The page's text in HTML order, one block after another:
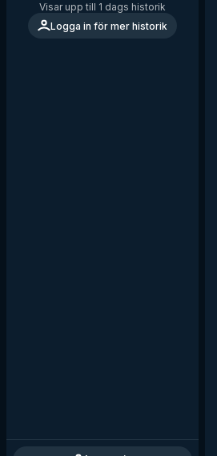
Visar upp till 1 dags historik
Logga in för mer historik